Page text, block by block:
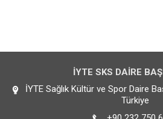
İYTE SKS DAİRE
İYTE Sağlık Kültür ve Spor Daire
Türkiye